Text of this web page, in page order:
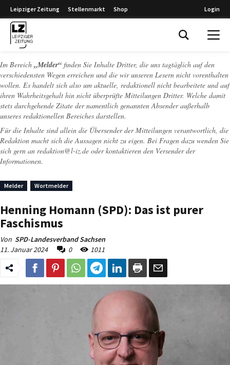
Leipziger Zeitung Stellenmarkt Shop Login
Im Bereich „Melder“ finden Sie Inhalte Dritter, die uns tagtäglich auf den
verschiedensten Wegen erreichen und die wir unseren Lesern nicht vorenthalten
wollen. Es handelt sich also um aktuelle, redaktionell nicht bearbeitete und auf
ihren Wahrheitsgehalt hin nicht überprüfte Mitteilungen Dritter. Welche damit
stets durchgehende Zitate der namentlich genannten Absender außerhalb
unseres redaktionellen Bereiches darstellen.
Für die Inhalte sind allein die Übersender der Mitteilungen verantwortlich, die
Redaktion macht sich die Aussagen nicht zu eigen. Bei Fragen dazu wenden Sie
sich gern an redaktion@l-iz.de oder kontaktieren den Versender der
Informationen.
Melder Wortmelder
Henning Homann (SPD): Das ist purer
Faschismus
Von SPD-Landesverband Sachsen
11. Januar 2024
0 1011